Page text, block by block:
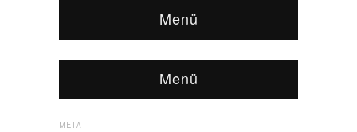
Menü
Menü
META